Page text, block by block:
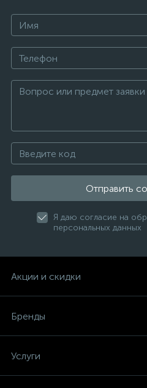
Отправить
Я даю согласие на
персональных данных
Акции и скидки
Бренды
Услуги